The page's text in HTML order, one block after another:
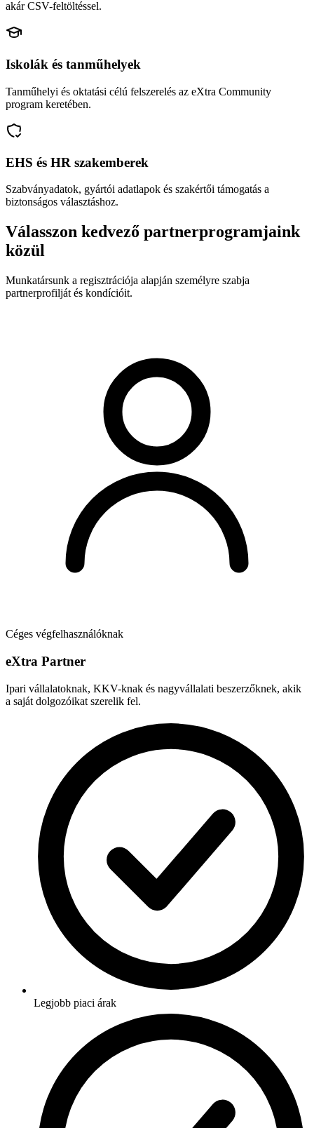
akár CSV-feltöltéssel.
Iskolák és tanműhelyek
Tanműhelyi és oktatási célú felszerelés az eXtra Community
program keretében.
EHS és HR szakemberek
Szabványadatok, gyártói adatlapok és szakértői támogatás a
biztonságos választáshoz.
Válasszon kedvező partnerprogramjaink
közül
Munkatársunk a regisztrációja alapján személyre szabja
partnerprofilját és kondícióit.
Céges végfelhasználóknak
eXtra Partner
Ipari vállalatoknak, KKV-knak és nagyvállalati beszerzőknek, akik
a saját dolgozóikat szerelik fel.
Legjobb piaci árak